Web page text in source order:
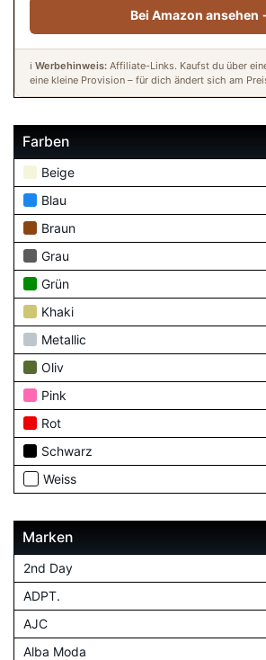
Bei Amazon ansehen
ℹ️ Werbehinweis: Affiliate-Links. Kaufst du über
eine kleine Provision – für dich ändert sich am
Farben
Beige
Blau
Braun
Grau
Grün
Khaki
Metallic
Oliv
Pink
Rot
Schwarz
Weiss
Marken
2nd Day
ADPT.
AJC
Alba Moda